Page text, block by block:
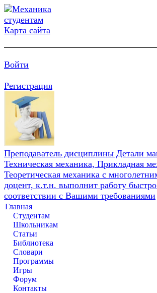
Карта сайта
Войти
Регистрация
Преподаватель дисциплины Детали
Техническая механика, Прикладная
Теоретическая механика с
доцент, к.т.н. выполнит работу
соответствии с Вашими требованиями
Главная
Студентам
Школьникам
Статьи
Библиотека
Словари
Программы
Игры
Форум
Контакты